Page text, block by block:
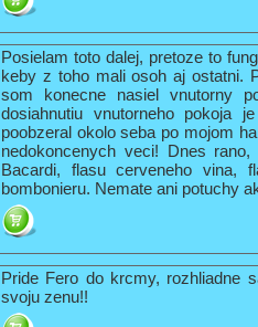
Posielam toto dalej, pretoze to
keby z toho mali osoh aj ostatni.
som konecne nasiel vnutorny
dosiahnutiu vnutorneho
poobzeral okolo seba po mojom
nedokoncenych veci! Dnes
Bacardi, flasu cerveneho vina,
bombonieru. Nemate ani potuchy
Pride Fero do krcmy, rozhliadne
svoju zenu!!